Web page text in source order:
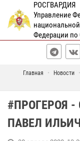
РОСГВАРДИЯ
Управление
Федерации по
Главная Новости
#ПРОГЕРОЯ
ПАВЕЛ